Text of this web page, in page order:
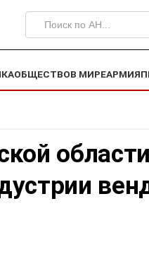
ОБЩЕСТВОВ МИРЕАРМИЯ